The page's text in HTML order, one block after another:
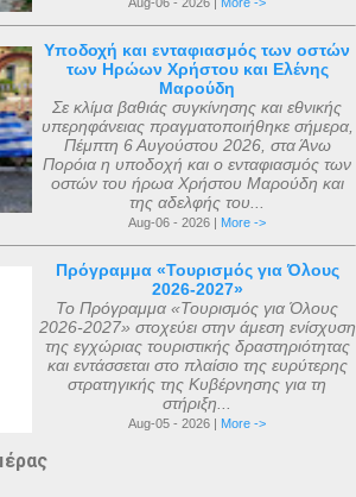
και τοποθετήθηκαν στα
ανάκτορα, μέσα στον ναό
...
ξεκίνησε με εισφορές από την
του μικρού Μάριου και
με εισφορές από την
της αείμνηστης Μαρίας Σπύρου και
άλλες εισφορές. Ο ακριβής
των μελών της συνόδου, με βάση
πηγές, δεν μπορεί να
ακριβώς ακόμα και σήμερα. Ο
που επικράτησε από
πηγές ιστορικών ήταν ο
318. Ο Ευσέβιος της Καισαρείας
αριθμεί 250, ο Αθανάσιος
318, και ο Ευστάθιος Α...
Υποδοχή και ενταφιασμός των οστών
των Ηρώων Χρήστου και Ελένης
Μαρούδη
Σε κλίμα βαθιάς συγκίνησης και εθνικής
υπερηφάνειας πραγματοποιήθηκε σήμερα,
Πέμπτη 6 Αυγούστου 2026, στα Άνω
Πορόια η υποδοχή και ο ενταφιασμός των
οστών του ήρωα Χρήστου Μαρούδη και
της αδελφής του...
Aug-06 - 2026 | More ->
Πρόγραμμα «Τουρισμός για Όλους
2026-2027»
Το Πρόγραμμα «Τουρισμός για Όλους
2026-2027» στοχεύει στην άμεση ενίσχυση
της εγχώριας τουριστικής δραστηριότητας
και εντάσσεται στο πλαίσιο της ευρύτερης
στρατηγικής της Κυβέρνησης για τη
στήριξη...
Aug-05 - 2026 | More ->